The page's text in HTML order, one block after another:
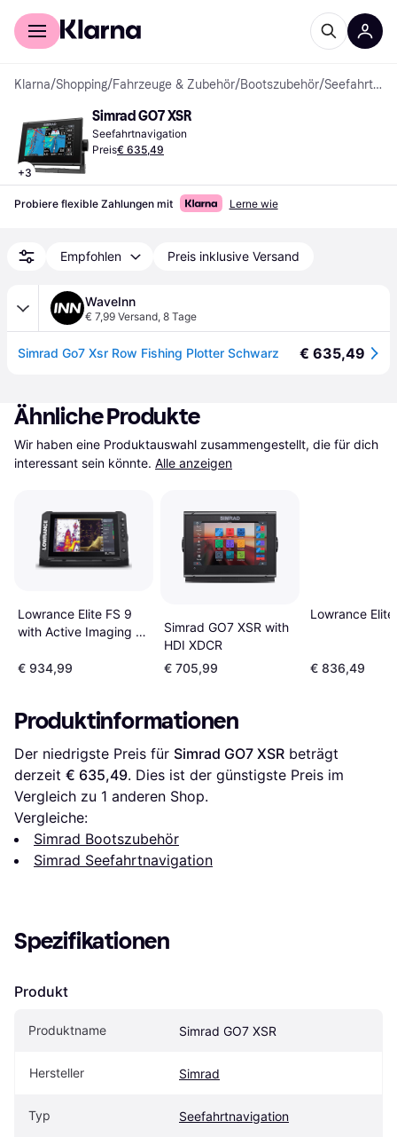
Für Shopper
Klarna/Shopping/Fahrzeuge & Zubehör/Bootszubehör/ Seefahrtnavigation
+3
Simrad GO7 XSR
Seefahrtnavigation
Preis€ 635,49
Probiere flexible Zahlungen mit Lerne wie
Empfohlen Preis inklusive Versand
WaveInn
€ 7,99 Versand, 8 Tage
Simrad Go7 Xsr Row Fishing Plotter Schwarz € 635,49
Ähnliche Produkte
Wir haben eine Produktauswahl zusammengestellt, die für dich
interessant sein könnte. Alle anzeigen
Lowrance Elite FS 9
with Active Imaging 3-
€ 934,99
Simrad GO7 XSR with
HDI XDCR
€ 705,99
Lowrance Elite
€ 836,49
Produktinformationen
Der niedrigste Preis für Simrad GO7 XSR beträgt
derzeit € 635,49. Dies ist der günstigste Preis im
Vergleich zu 1 anderen Shop.
Vergleiche:
Simrad Bootszubehör
Simrad Seefahrtnavigation
Spezifikationen
Produkt
Produktname Simrad GO7 XSR
Hersteller Simrad
Typ Seefahrtnavigation